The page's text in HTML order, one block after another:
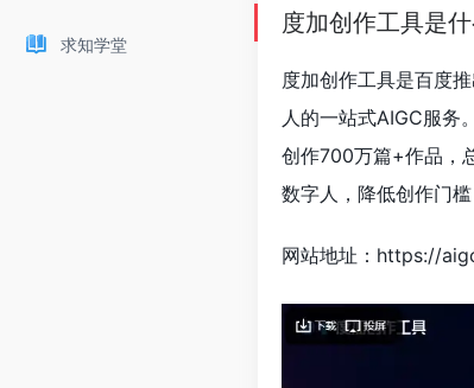
求知学堂
度加创作工具是什
度加创作工具是百度
人的一站式AIGC服务
创作700万篇+作品，
数字人，降低创作门槛
网站地址：https://